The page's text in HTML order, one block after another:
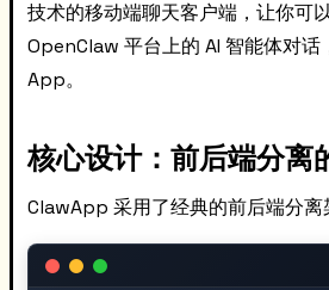
技术的移动端聊天客户端，让你可
OpenClaw 平台上的 AI 智能体对话
App。
核心设计：前后端分离
ClawApp 采用了经典的前后端分离